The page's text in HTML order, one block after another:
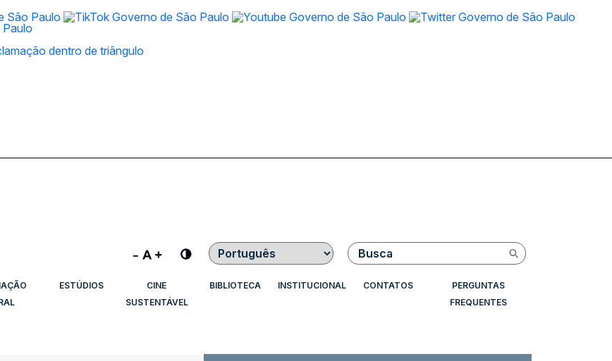
Contraste Buscar
ESTÚDIOS
CINE
SUSTENTÁVEL
BIBLIOTECA INSTITUCIONAL CONTATOS
PERGUNTAS
FREQUENTES